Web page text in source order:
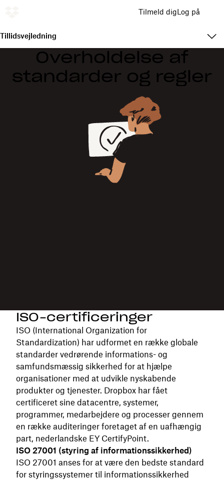
Tilmeld digLog på
Tillidsvejledning
Overholdelse af
standarder og regler
ISO-certificeringer
ISO (International Organization for
Standardization) har udformet en række globale
standarder vedrørende informations- og
samfundsmæssig sikkerhed for at hjælpe
organisationer med at udvikle nyskabende
produkter og tjenester. Dropbox har fået
certificeret sine datacentre, systemer,
programmer, medarbejdere og processer gennem
en række auditeringer foretaget af en uafhængig
part, nederlandske EY CertifyPoint.
ISO 27001 (styring af informationssikkerhed)
ISO 27001 anses for at være den bedste standard
for styringssystemer til informationssikkerhed